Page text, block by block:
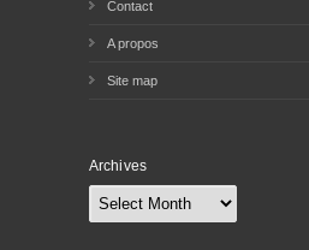
Contact
A propos
Site map
Archives
Archives